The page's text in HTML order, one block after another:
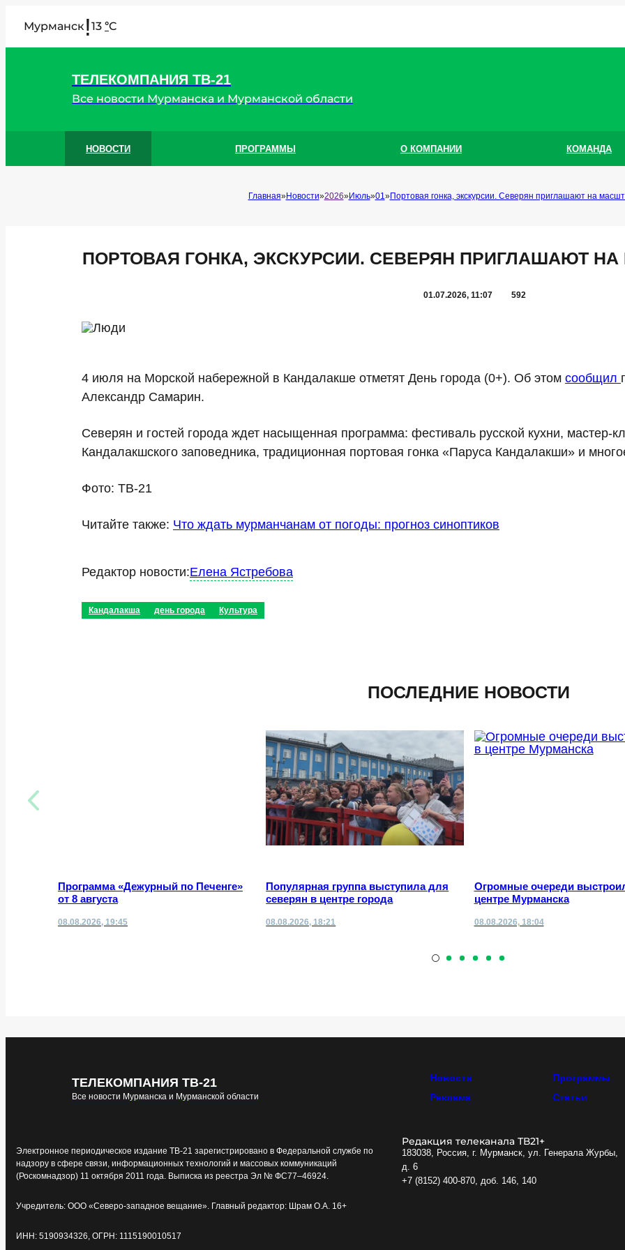
Мурманск!13 °C
ТЕЛЕКОМПАНИЯ ТВ-21
Все новости Мурманска и Мурманской области
НОВОСТИ ПРОГРАММЫ О КОМПАНИИ КОМАНДА
Главная Новости 2026 Июль 01 Портовая гонка, экскурсии. Северян приглашают на
ПОРТОВАЯ ГОНКА, ЭКСКУРСИИ. СЕВЕРЯН ПРИГЛАШАЮТ
01.07.2026, 11:07 592
4 июля на Морской набережной в Кандалакше отметят День города (0+). Об этом сообщил
Александр Самарин.
Северян и гостей города ждет насыщенная программа: фестиваль русской кухни, мастер-
Кандалакшского заповедника, традиционная портовая гонка «Паруса Кандалакши» и
Фото: ТВ-21
Читайте также: Что ждать мурманчанам от погоды: прогноз синоптиков
Редактор новости:Елена Ястребова
Кандалакша день города Культура
ПОСЛЕДНИЕ НОВОСТИ
Программа «Дежурный по Печенге»
от 8 августа
08.08.2026, 19:45
Популярная группа выступила для
северян в центре города
08.08.2026, 18:21
Огромные очереди
центре Мурманска
08.08.2026, 18:04
ТЕЛЕКОМПАНИЯ ТВ-21
Все новости Мурманска и Мурманской области
Новости Программы
Реклама
Статьи
Электронное периодическое издание ТВ-21 зарегистрировано в Федеральной службе по
надзору в сфере связи, информационных технологий и массовых коммуникаций
(Роскомнадзор) 11 октября 2011 года. Выписка из реестра Эл № ФС77–46924.
Учредитель: ООО «Северо-западное вещание». Главный редактор: Шрам О.А. 16+
ИНН: 5190934326, ОГРН: 1115190010517
Редакция телеканала ТВ21+
183038, Россия, г. Мурманск, ул. Генерала Журбы,
д. 6
+7 (8152) 400-870, доб. 146, 140